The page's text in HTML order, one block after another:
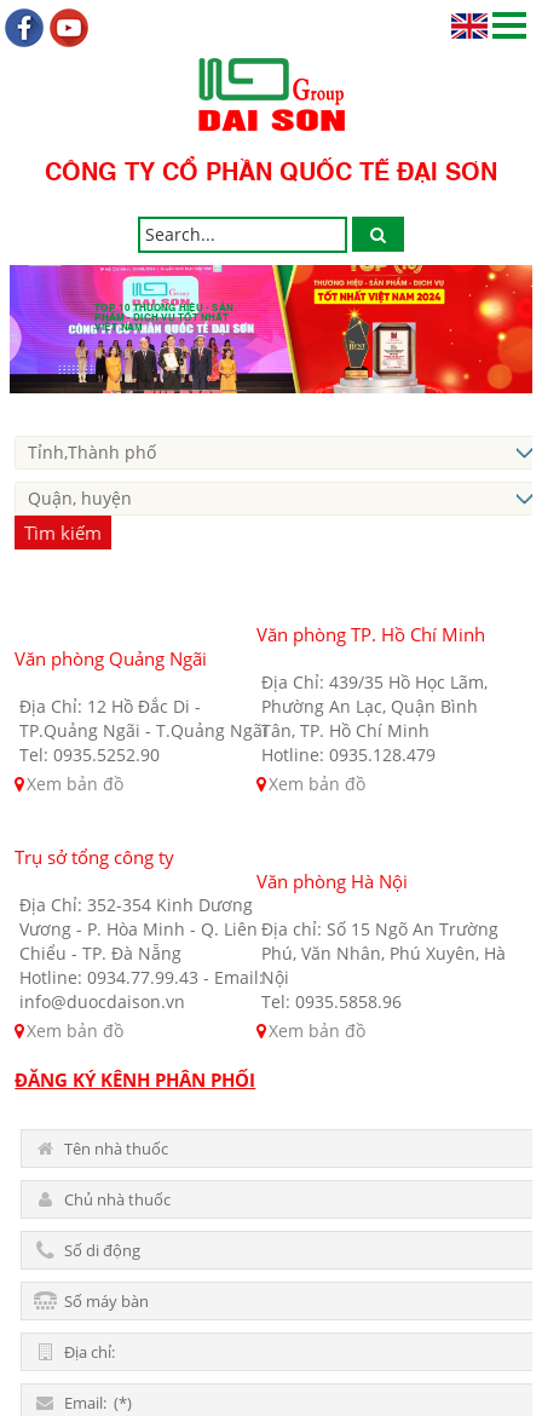
CÔNG TY CỔ PHẦN QUỐC TẾ ĐẠI SƠN
TOP 10 THƯƠNG HIỆU - SẢN
PHẨM - DỊCH VỤ TỐT NHẤT
VIỆT NAM
Tìm kiếm
Văn phòng Quảng Ngãi
Địa Chỉ: 12 Hồ Đắc Di -
TP.Quảng Ngãi - T.Quảng Ngãi
Tel: 0935.5252.90
Xem bản đồ
Văn phòng TP. Hồ Chí Minh
Địa Chỉ: 439/35 Hồ Học Lãm,
Phường An Lạc, Quận Bình
Tân, TP. Hồ Chí Minh
Hotline: 0935.128.479
Xem bản đồ
Trụ sở tổng công ty
Địa Chỉ: 352-354 Kinh Dương
Vương - P. Hòa Minh - Q. Liên
Chiểu - TP. Đà Nẵng
Hotline: 0934.77.99.43 - Email:
info@duocdaison.vn
Xem bản đồ
Văn phòng Hà Nội
Địa chỉ: Số 15 Ngõ An Trường
Phú, Văn Nhân, Phú Xuyên, Hà
Nội
Tel: 0935.5858.96
Xem bản đồ
ĐĂNG KÝ KÊNH PHÂN PHỐI